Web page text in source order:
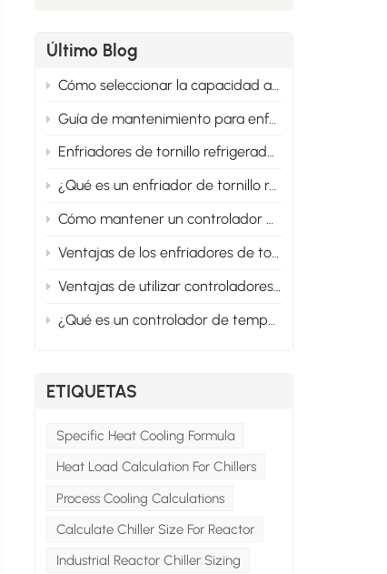
Último Blog
Cómo seleccionar la capacidad adecuada del enfriador de tornillo refrigerado por agua
Guía de mantenimiento para enfriadoras de tornillo refrigeradas por agua
Enfriadores de tornillo refrigerados por agua frente a enfriados por aire: la principal diferencia
¿Qué es un enfriador de tornillo refrigerado por agua y cómo funciona?
Cómo mantener un controlador de temperatura de aceite para uso a largo plazo
Ventajas de los enfriadores de tornillo refrigerados por agua para la industria a gran escala
Ventajas de utilizar controladores de temperatura de aceite para el calentamiento de moldes
¿Qué es un controlador de temperatura de aceite y sus usos industriales?
ETIQUETAS
Specific Heat Cooling Formula
Heat Load Calculation For Chillers
Process Cooling Calculations
Calculate Chiller Size For Reactor
Industrial Reactor Chiller Sizing